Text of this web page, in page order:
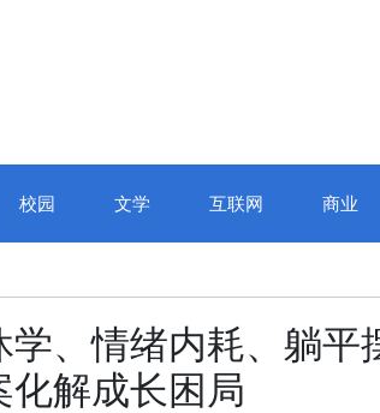
校园 文学 互联网 商业
、情绪内耗、躺平
解成长困局